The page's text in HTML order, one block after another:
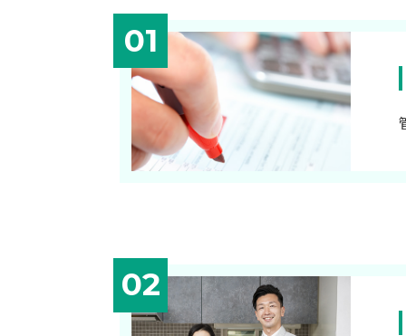
01
02